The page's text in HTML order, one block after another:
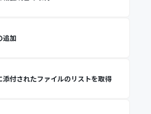
追加
添付されたファイルのリストを取得